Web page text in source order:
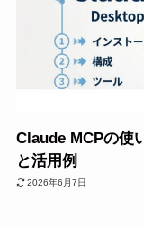
Claude MCPの使
と活用例
2026年6月7日